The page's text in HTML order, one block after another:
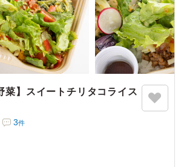
菜】スイートチリタコライス
3件